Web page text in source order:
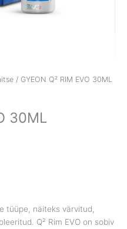
/ GYEON Q² RIM EVO 30ML
30ML
tüüpe, näiteks värvitud,
Q² Rim EVO on sobiv